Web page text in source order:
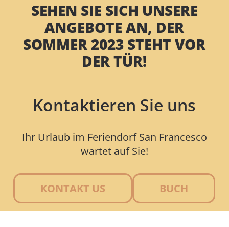
SEHEN SIE SICH UNSERE
ANGEBOTE AN, DER
SOMMER 2023 STEHT VOR
DER TÜR!
Kontaktieren Sie uns
Ihr Urlaub im Feriendorf San Francesco
wartet auf Sie!
KONTAKT US BUCH